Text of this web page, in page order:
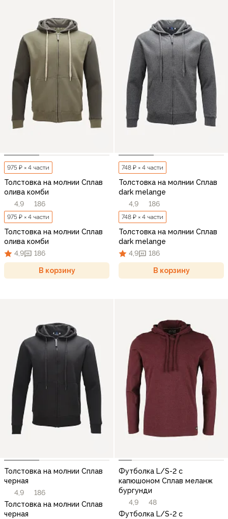
975 ₽ × 4 части
Толстовка на молнии Сплав
олива комби
4,9
186
975 ₽ × 4 части
Толстовка на молнии Сплав
олива комби
4,9
186
В корзину
748 ₽ × 4 части
Толстовка на молнии Сплав
dark melange
4,9
186
748 ₽ × 4 части
Толстовка на молнии Сплав
dark melange
4,9
186
В корзину
Толстовка на молнии Сплав
черная
4,9
186
Толстовка на молнии Сплав
черная
Футболка L/S-2 с
капюшоном Сплав меланж
бургунди
4,9
48
Футболка L/S-2 с